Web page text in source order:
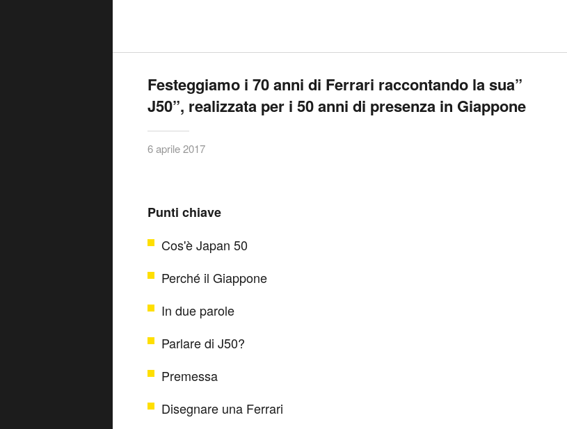
Festeggiamo i 70 anni di Ferrari raccontando la sua”
J50”, realizzata per i 50 anni di presenza in Giappone
6 aprile 2017
Punti chiave
Cos'è Japan 50
Perché il Giappone
In due parole
Parlare di J50?
Premessa
Disegnare una Ferrari